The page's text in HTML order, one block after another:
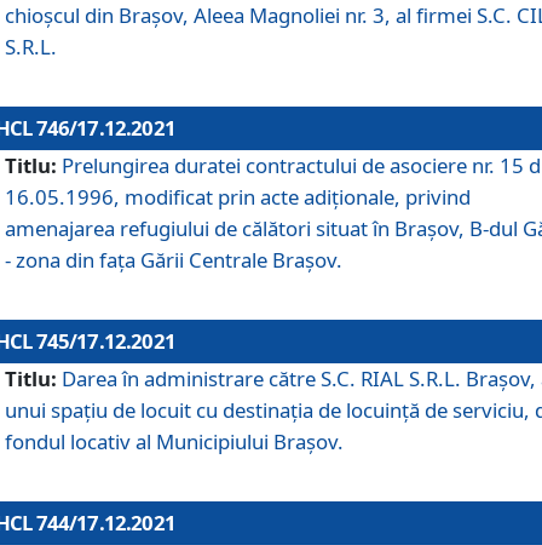
chioșcul din Brașov, Aleea Magnoliei nr. 3, al firmei S.C.
S.R.L.
746/17.12.2021
Titlu: Prelungirea duratei contractului de asociere nr. 15
16.05.1996, modificat prin acte adiționale, privind
amenajarea refugiului de călători situat în Brașov, B-dul
- zona din faţa Gării Centrale Brașov.
745/17.12.2021
Titlu: Darea în administrare către S.C. RIAL S.R.L. Brașov,
unui spațiu de locuit cu destinația de locuință de serviciu,
fondul locativ al Municipiului Brașov.
744/17.12.2021